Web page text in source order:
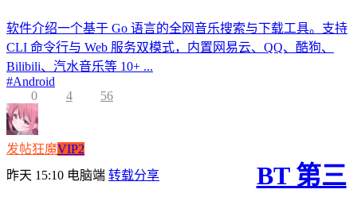
软件介绍一个基于 Go 语言的全网音乐搜索与下载工具。支持
CLI 命令行与 Web 服务双模式，内置网易云、QQ、酷狗、
Bilibili、汽水音乐等 10+ ...
#Android
0
4 56
发帖狂魔VIP2
昨天 15:10 电脑端 转载分享
BT 第三